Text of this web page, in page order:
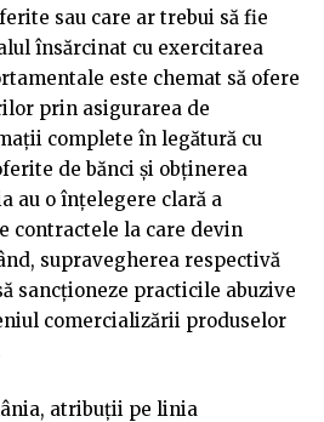
sau care ar trebui să fie
însărcinat cu exercitarea
este chemat să ofere
prin asigurarea de
complete în legătură cu
de bănci și obținerea
au o înțelegere clară a
contractele la care devin
supravegherea respectivă
sancționeze practicile abuzive
comercializării produselor
atribuții pe linia